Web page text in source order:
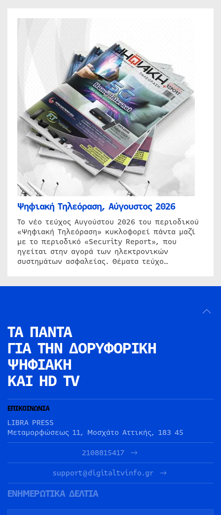
Ψηφιακή Τηλεόραση, Αύγουστος 2026
Το νέο τεύχος Αυγούστου 2026 του περιοδικού
«Ψηφιακή Τηλεόραση» κυκλοφορεί πάντα μαζί
με το περιοδικό «Security Report», που
ηγείται στην αγορά των ηλεκτρονικών
συστημάτων ασφαλείας. Θέματα τεύχο…
ΤΑ ΠΑΝΤΑ
ΓΙΑ ΤΗΝ ΔΟΡΥΦΟΡΙΚΗ
ΨΗΦΙΑΚΗ
ΚΑΙ HD TV
ΕΠΙΚΟΙΝΩΝΙΑ
LIBRA PRESS
Μεταμορφώσεως 11, Μοσχάτο Αττικής, 183 45
2108815417
support@digitaltvinfo.gr
ΕΝΗΜΕΡΩΤΙΚΑ ΔΕΛΤΙΑ